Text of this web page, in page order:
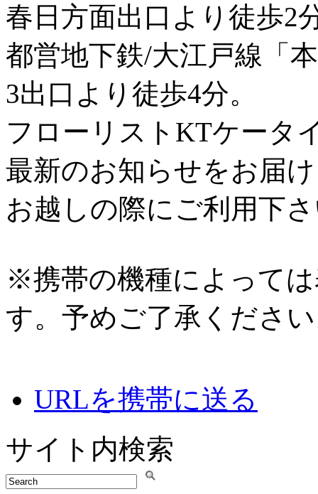
春日方面出口より徒歩2
都営地下鉄/大江戸線「
3出口より徒歩4分。
フローリストKTケータ
最新のお知らせをお届
お越しの際にご利用下
※携帯の機種によって
す。予めご了承くださ
URLを携帯に送る
サイト内検索